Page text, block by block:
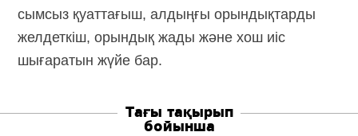
сымсыз қуаттағыш, алдыңғы орындықтарды
желдеткіш, орындық жады және хош иіс
шығаратын жүйе бар.
Тағы тақырып
бойынша